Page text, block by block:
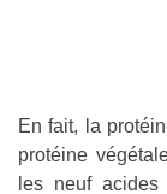
En fait, la
protéine
les neuf